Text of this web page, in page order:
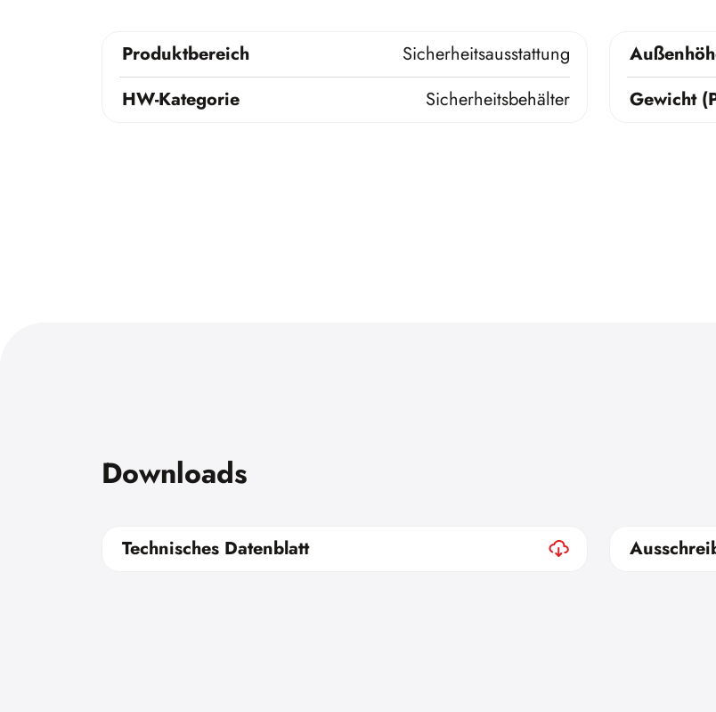
Produktbereich
Sicherheitsausstattung
HW-Kategorie
Sicherheitsbehälter
Gewicht
Downloads
Technisches Datenblatt